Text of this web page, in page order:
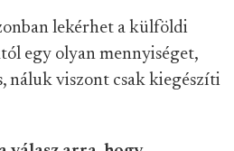
lekérhet a külföldi
egy olyan mennyiséget,
náluk viszont csak kiegészíti